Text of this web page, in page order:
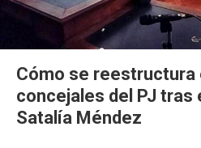
Cómo se reestructura
concejales del PJ
Satalía Méndez